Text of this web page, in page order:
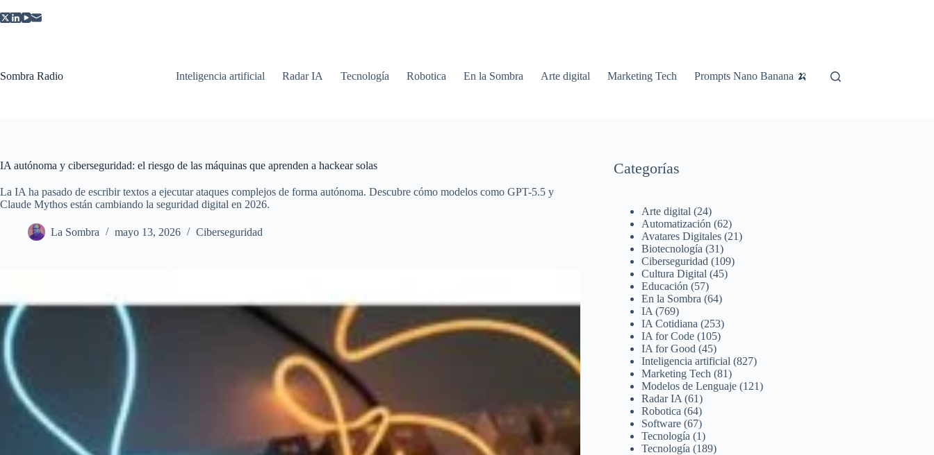
al
Sombra Radio Inteligencia artificial Radar IA Tecnología Robotica En la Sombra Arte digital Marketing Tech Prompts Nano Banana 🍌
IA autónoma y ciberseguridad: el riesgo de las máquinas que aprenden a hackear solas
La IA ha pasado de escribir textos a ejecutar ataques complejos de forma autónoma. Descubre cómo modelos como GPT-5.5 y
Claude Mythos están cambiando la seguridad digital en 2026.
La Sombra mayo 13, 2026 Ciberseguridad
Categorías
Arte digital (24)
Automatización (62)
Avatares Digitales (21)
Biotecnología (31)
Ciberseguridad (109)
Cultura Digital (45)
Educación (57)
En la Sombra (64)
IA (769)
IA Cotidiana (253)
IA for Code (105)
IA for Good (45)
Inteligencia artificial (827)
Marketing Tech (81)
Modelos de Lenguaje (121)
Radar IA (61)
Robotica (64)
Software (67)
Tecnología (1)
Tecnología (189)